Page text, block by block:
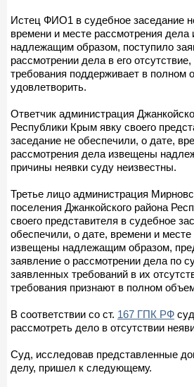
Истец ФИО1 в судебное заседание
времени и месте рассмотрения дела
надлежащим образом, поступило
рассмотрении дела в его
требования поддерживает в полном
удовлетворить.
Ответчик администрация
Республики Крым явку своего
заседание не обеспечили, о дате,
рассмотрения дела извещены
причины неявки суду неизвестны.
Третье лицо администрация
поселения Джанкойского района
своего представителя в судебное
обеспечили, о дате, времени и
извещены надлежащим образом,
заявление о рассмотрении дела по
заявленных требований в их
требования признают в полном
В соответствии со ст. 167 ГПК РФ
рассмотреть дело в отсутствии
Суд, исследовав представленные
делу, пришел к следующему.